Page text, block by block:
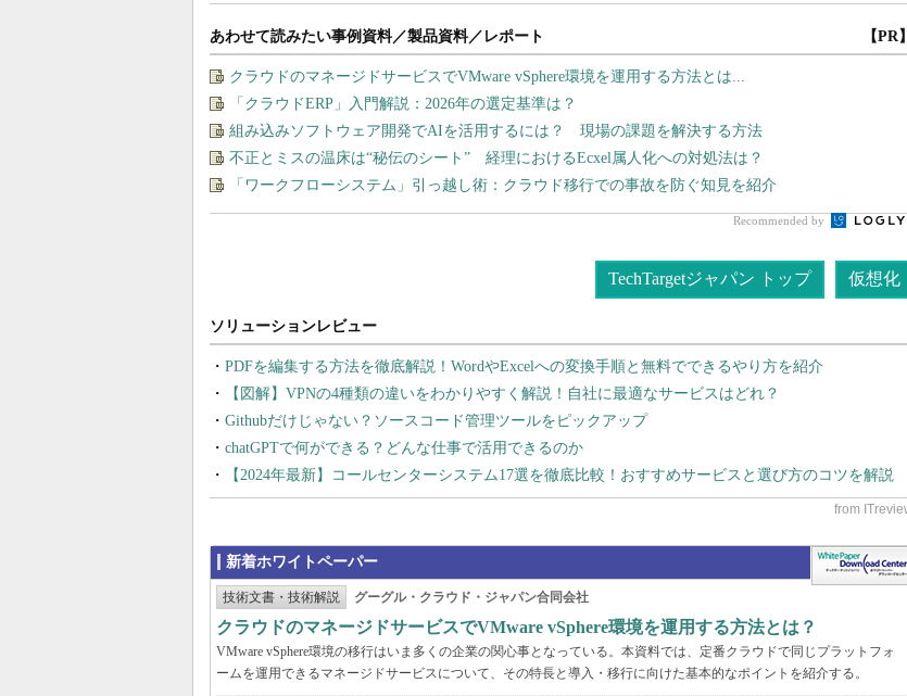
あわせて読みたい事例資料／製品資料／レポート 【PR】
クラウドのマネージドサービスでVMware vSphere環境を運用する方法とは...
「クラウドERP」入門解説：2026年の選定基準は？
組み込みソフトウェア開発でAIを活用するには？ 現場の課題を解決する方法
不正とミスの温床は“秘伝のシート” 経理におけるEcxel属人化への対処法は？
「ワークフローシステム」引っ越し術：クラウド移行での事故を防ぐ知見を紹介
Recommended by
TechTargetジャパン トップ 仮想化
PDFを編集する方法を徹底解説！WordやExcelへの変換手順と無料でできるやり方を紹介
【図解】VPNの4種類の違いをわかりやすく解説！自社に最適なサービスはどれ？
Githubだけじゃない？ソースコード管理ツールをピックアップ
chatGPTで何ができる？どんな仕事で活用できるのか
【2024年最新】コールセンターシステム17選を徹底比較！おすすめサービスと選び方のコツを解説
新着ホワイトペーパー
技術文書・技術解説 グーグル・クラウド・ジャパン合同会社
クラウドのマネージドサービスでVMware vSphere環境を運用する方法とは？
VMware vSphere環境の移行はいま多くの企業の関心事となっている。本資料では、定番クラウドで同じプラットフォ
ームを運用できるマネージドサービスについて、その特長と導入・移行に向けた基本的なポイントを紹介する。